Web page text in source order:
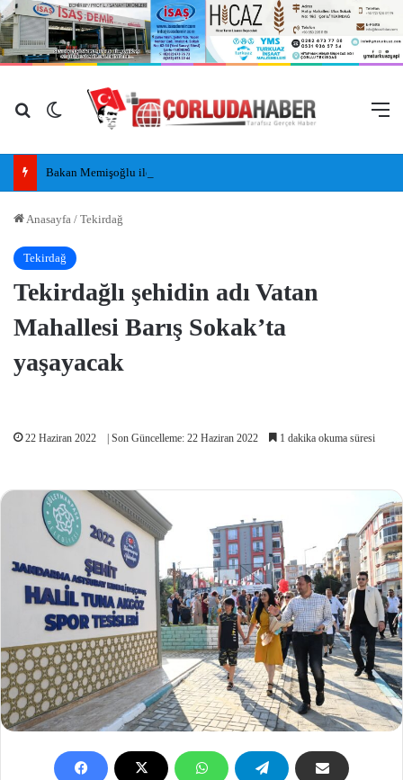
Arama yap ...
Dış görünümü değiştir
Anasayfa / Tekirdağ
Tekirdağ
Tekirdağlı şehidin adı Vatan
Mahallesi Barış Sokak’ta
yaşayacak
22 Haziran 2022 | Son Güncelleme: 22 Haziran 2022 1 dakika okuma süresi